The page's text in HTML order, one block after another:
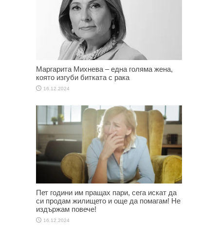
Маргарита Михнева – една голяма жена,
която изгуби битката с рака
16.12.2024
Пет години им пращах пари, сега искат да
си продам жилището и още да помагам! Не
издържам повече!
16.12.2024